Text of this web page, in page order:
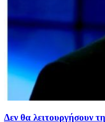
Δεν θα λειτουργήσουν